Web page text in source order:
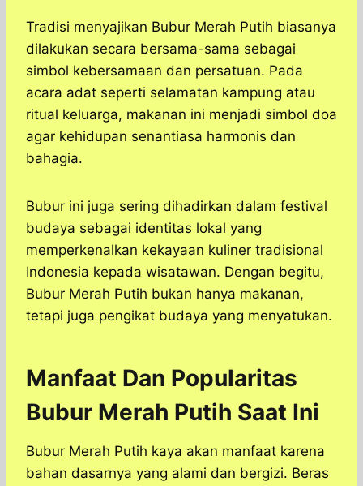
Tradisi menyajikan Bubur Merah Putih biasanya
dilakukan secara bersama-sama sebagai
simbol kebersamaan dan persatuan. Pada
acara adat seperti selamatan kampung atau
ritual keluarga, makanan ini menjadi simbol doa
agar kehidupan senantiasa harmonis dan
bahagia.
Bubur ini juga sering dihadirkan dalam festival
budaya sebagai identitas lokal yang
memperkenalkan kekayaan kuliner tradisional
Indonesia kepada wisatawan. Dengan begitu,
Bubur Merah Putih bukan hanya makanan,
tetapi juga pengikat budaya yang menyatukan.
Manfaat Dan Popularitas
Bubur Merah Putih Saat Ini
Bubur Merah Putih kaya akan manfaat karena
bahan dasarnya yang alami dan bergizi. Beras